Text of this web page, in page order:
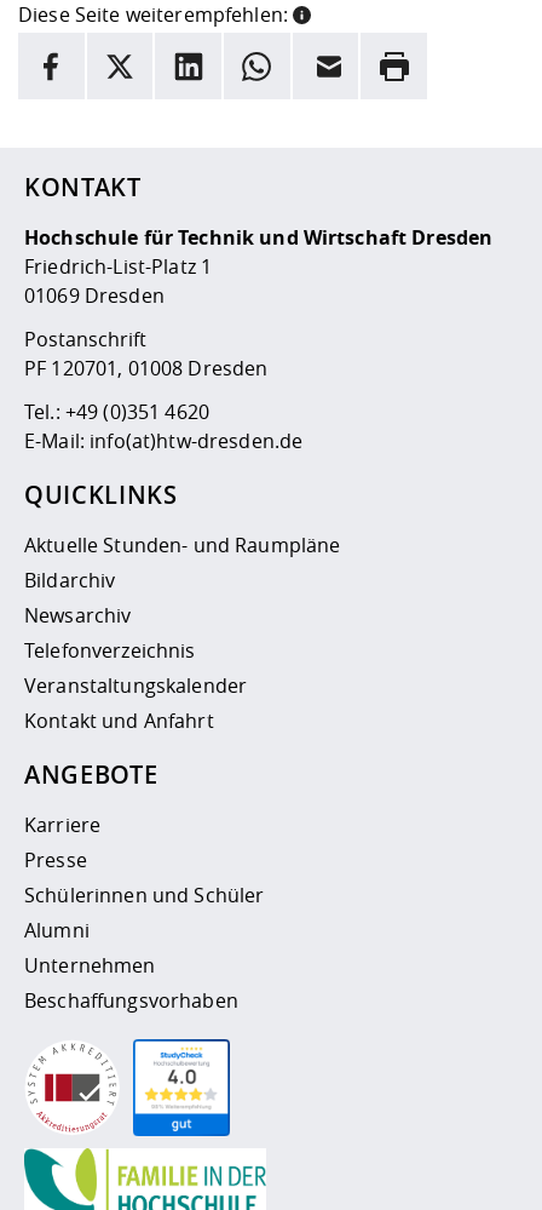
Diese Seite weiterempfehlen:
INFORMATION
Hier stehen weitere Informationen und ein Link zur
Facebook
X LinkedInWhatsappE-Mail Drucken
KONTAKT
Hochschule für Technik und Wirtschaft Dresden
Friedrich-List-Platz 1
01069 Dresden
Postanschrift
PF 120701, 01008 Dresden
Tel.: +49 (0)351 4620
E-Mail: info(at)htw-dresden.de
QUICKLINKS
Aktuelle Stunden- und Raumpläne
Bildarchiv
Newsarchiv
Telefonverzeichnis
Veranstaltungskalender
Kontakt und Anfahrt
ANGEBOTE
Karriere
Presse
Schülerinnen und Schüler
Alumni
Unternehmen
Beschaffungsvorhaben